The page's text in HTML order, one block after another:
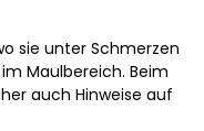
sie unter Schmerzen
Maulbereich. Beim
auch Hinweise auf